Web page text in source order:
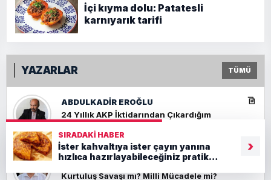
İçi kıyma dolu: Patatesli
karnıyarık tarifi
YAZARLAR TÜMÜ
ABDULKADIR EROĞLU
24 Yıllık AKP İktidarından Çıkardığım
Sonuç: İki Büyük Kavga
ABDULLAH KARAOSMANOĞLU
Kurtuluş Savaşı mı? Milli Mücadele mi?
SIRADAKI HABER
İster kahvaltıya ister çayın yanına
hızlıca hazırlayabileceğiniz pratik
›